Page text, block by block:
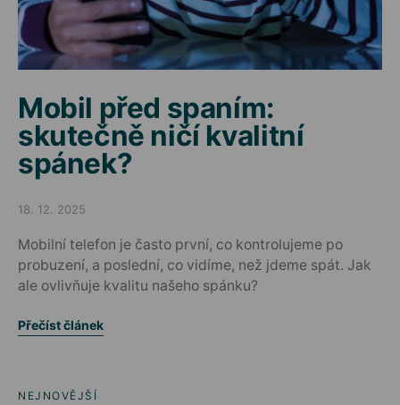
Mobil před spaním:
skutečně ničí kvalitní
spánek?
Posted on
18. 12. 2025
Mobilní telefon je často první, co kontrolujeme po
probuzení, a poslední, co vidíme, než jdeme spát. Jak
ale ovlivňuje kvalitu našeho spánku?
Přečíst článek
NEJNOVĚJŠÍ